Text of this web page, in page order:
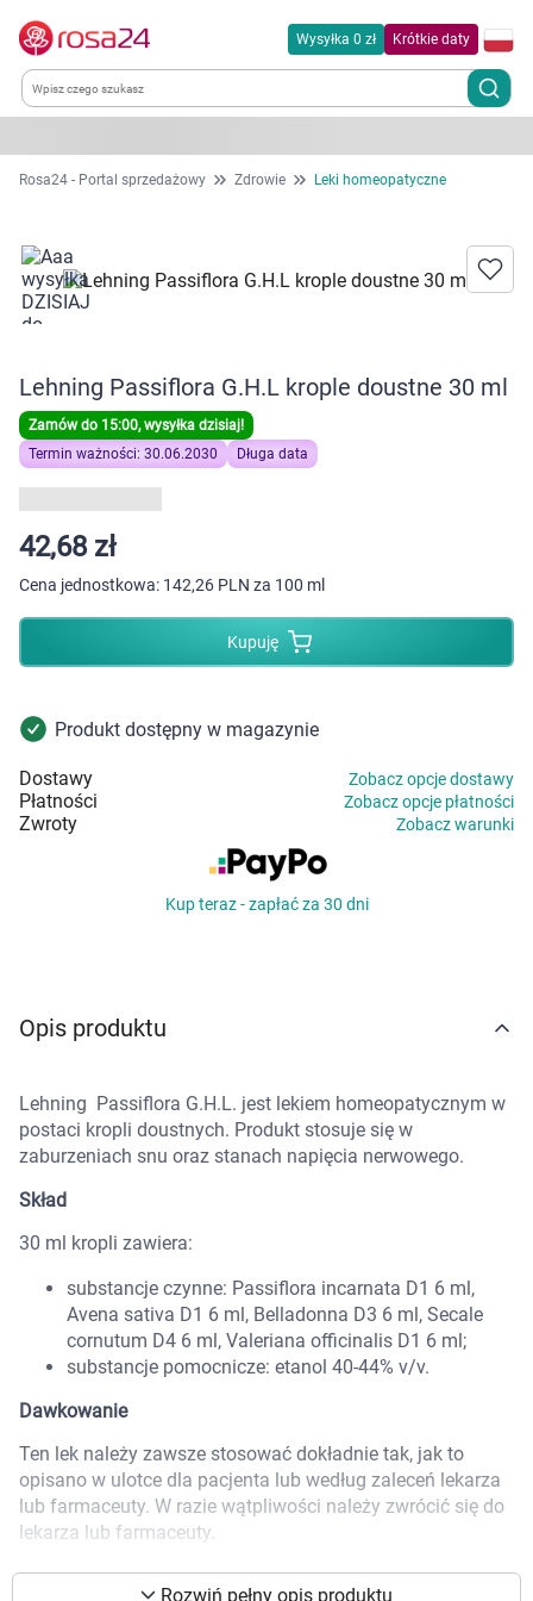
Korzystamy z plików cookies w celu
dostosowania zawartości serwisu do Twoich
Wysyłka 0 zł Krótkie daty
Kategorie
Dla zwierząt
Zdrowie
Kobieta w ciąży i mama
Dziecko
Higiena
Kosmetyki
Mężczyzna
Zdrowy styl życia
Sprzęt medyczny
Grupy produktowe
Marki
Rosa24 - Portal sprzedażowy Zdrowie Leki homeopatyczne
Lehning Passiflora G.H.L krople doustne 30 ml
Zamów do 15:00, wysyłka dzisiaj!
Termin ważności: 30.06.2030
Długa data
42,68 zł
Cena jednostkowa: 142,26 PLN za 100 ml
Kupuję
Produkt dostępny w magazynie
Dostawy Zobacz opcje dostawy
Płatności Zobacz opcje płatności
Zwroty Zobacz warunki
Kup teraz - zapłać za 30 dni
Opis produktu
Lehning Passiflora G.H.L. jest lekiem homeopatycznym w
postaci kropli doustnych. Produkt stosuje się w
zaburzeniach snu oraz stanach napięcia nerwowego.
Skład
30 ml kropli zawiera:
substancje czynne: Passiflora incarnata D1 6 ml,
Avena sativa D1 6 ml, Belladonna D3 6 ml, Secale
cornutum D4 6 ml, Valeriana officinalis D1 6 ml;
substancje pomocnicze: etanol 40-44% v/v.
Dawkowanie
Ten lek należy zawsze stosować dokładnie tak, jak to
opisano w ulotce dla pacjenta lub według zaleceń lekarza
lub farmaceuty. W razie wątpliwości należy zwrócić się do
lekarza lub farmaceuty.
Jeżeli lekarz nie zaleci inaczej, należy stosować
Rozwiń pełny opis produktu